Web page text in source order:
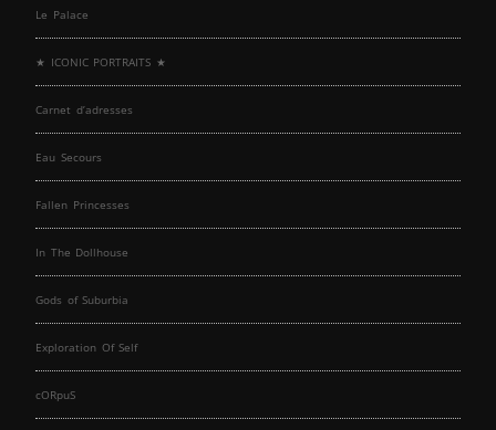
Le Palace
★ ICONIC PORTRAITS ★
Carnet d’adresses
Eau Secours
Fallen Princesses
In The Dollhouse
Gods of Suburbia
Exploration Of Self
cORpuS